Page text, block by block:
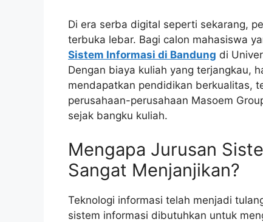
Di era serba digital seperti sekarang,
terbuka lebar. Bagi calon mahasiswa
Sistem Informasi di Bandung di
Dengan biaya kuliah yang terjangkau,
mendapatkan pendidikan berkualitas,
perusahaan-perusahaan Masoem
sejak bangku kuliah.
Mengapa Jurusan
Sangat Menjanjikan?
Teknologi informasi telah menjadi
sistem informasi dibutuhkan untuk